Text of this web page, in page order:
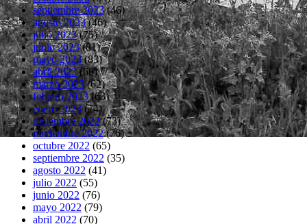
septiembre 2023(46)
agosto 2023(46)
julio 2023(75)
junio 2023(81)
mayo 2023(83)
abril 2023(66)
marzo 2023(62)
febrero 2023(63)
enero 2023(74)
diciembre 2022(73)
noviembre 2022(76)
octubre 2022 (65)
septiembre 2022 (35)
agosto 2022 (41)
julio 2022 (55)
junio 2022 (76)
mayo 2022 (79)
abril 2022 (70)